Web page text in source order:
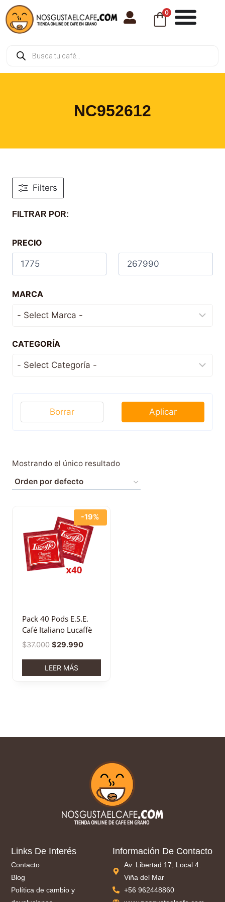
0
NC952612
Mostrando el único resultado
-19%
Pack 40 Pods E.S.E.
Café Italiano Lucaffè
$37.000 $29.990
LEER MÁS
Filters
FILTRAR POR:
PRECIO
MARCA
CATEGORÍA
Aplicar
Borrar
Links De Interés
Contacto
Blog
Política de cambio y
Información De Contacto
Av. Libertad 17, Local 4.
Viña del Mar
+56 962448860